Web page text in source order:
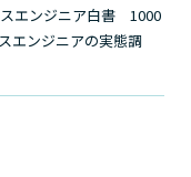
スエンジニア白書 1000
エンジニアの実態調